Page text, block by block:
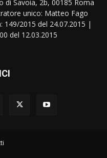
di Savoia, 2b, 00185 Roma
unico: Matteo Fago
149/2015 del 24.07.2015 |
del 12.03.2015